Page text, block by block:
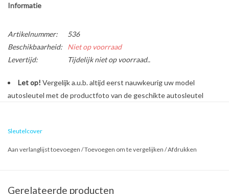
Informatie
Artikelnummer:
536
Beschikbaarheid:
Niet op voorraad
Levertijd:
Tijdelijk niet op voorraad..
Let op! Vergelijk a.u.b. altijd eerst nauwkeurig uw model
autosleutel met de productfoto van de geschikte autosleutel
Sleutelcover
Aan verlanglijst toevoegen /Toevoegen om te vergelijken /Afdrukken
Gerelateerde producten